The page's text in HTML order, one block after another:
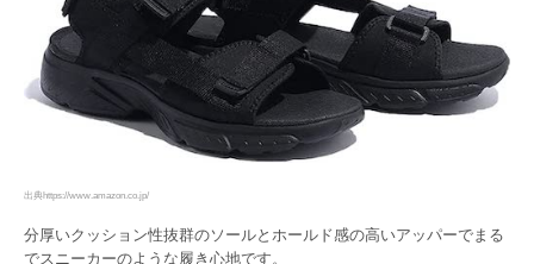
出典https://www.amazon.co.jp/
分厚いクッション性抜群のソールとホールド感の高いアッパーでまる
でスニーカーのような履き心地です。